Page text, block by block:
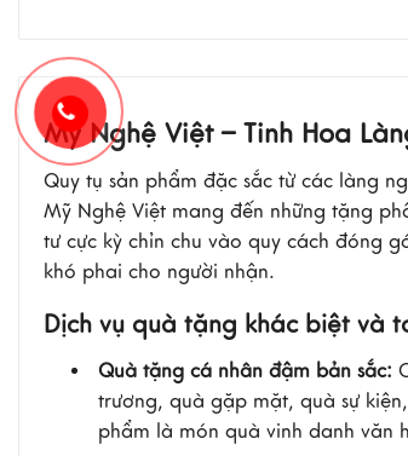
Mỹ Nghệ Việt – Tinh Hoa
Quy tụ sản phẩm đặc sắc từ các làng
Mỹ Nghệ Việt mang đến những tặng
tư cực kỳ chỉn chu vào quy cách đóng
khó phai cho người nhận.
Dịch vụ quà tặng khác biệt và
Quà tặng cá nhân đậm bản sắc:
trương, quà gặp mặt, quà sự
phẩm là món quà vinh danh văn